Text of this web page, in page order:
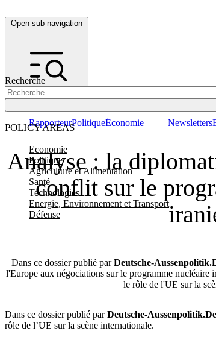
Open sub navigation
Recherche
POLICY AREAS
Economie
Politique
Agriculture et Alimentation
Santé
Technologies
Energie, Environnement et Transport
Défense
RapporteurPolitiqueÉconomie Newsletters
Analyse : la
conflit sur le
Dans ce dossier publié parDeutsche-
l'Europe aux négociations sur le programme nucléaire
le rôle de l'UE sur la
Dans ce dossier publié parDeutsche-Aussenpolitik.De
rôle de l’UE sur la scène internationale.